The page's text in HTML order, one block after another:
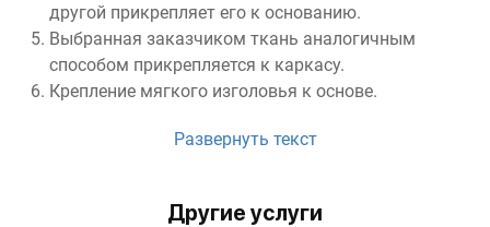
другой прикрепляет его к основанию.
Выбранная заказчиком ткань аналогичным
способом прикрепляется к каркасу.
Крепление мягкого изголовья к основе.
Развернуть текст
Другие услуги